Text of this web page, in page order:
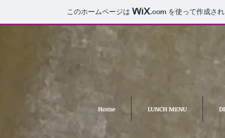
このホームページは .com を使って作成さ
Home LUNCH MENU